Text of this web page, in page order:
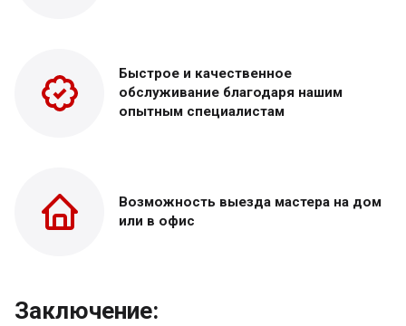
Быстрое и качественное
обслуживание благодаря нашим
опытным специалистам
Возможность выезда мастера на дом
или в офис
Заключение: